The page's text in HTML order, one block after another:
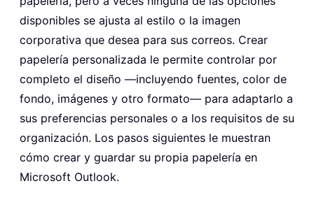
disponibles se ajusta al estilo o la imagen
corporativa que desea para sus correos. Crear
papelería personalizada le permite controlar por
completo el diseño —incluyendo fuentes, color de
fondo, imágenes y otro formato— para adaptarlo a
sus preferencias personales o a los requisitos de su
organización. Los pasos siguientes le muestran
cómo crear y guardar su propia papelería en
Microsoft Outlook.